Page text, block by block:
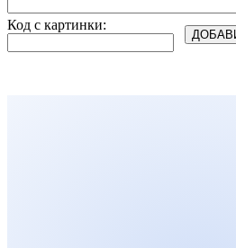
Код с картинки: